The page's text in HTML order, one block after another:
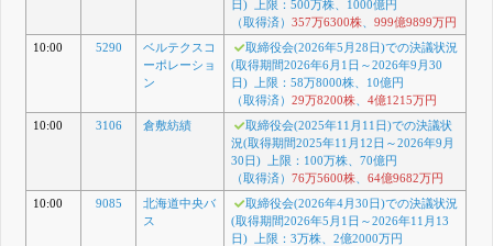
日) 上限：500万株、1000億円
（取得済） 357万6300株、 999億9899万円
10:00
5290
ベルテクスコ
ーポレーショ
ン
取締役会(2026年5月28日)での決議状況
(取得期間2026年6月1日～2026年9月30
日) 上限：58万8000株、10億円
（取得済） 29万8200株、 4億1215万円
10:00
3106 倉敷紡績
取締役会(2025年11月11日)での決議状
況(取得期間2025年11月12日～2026年9月
30日) 上限：100万株、70億円
（取得済） 76万5600株、 64億9682万円
10:00
9085
北海道中央バ
ス
取締役会(2026年4月30日)での決議状況
(取得期間2026年5月1日～2026年11月13
日) 上限：3万株、2億2000万円